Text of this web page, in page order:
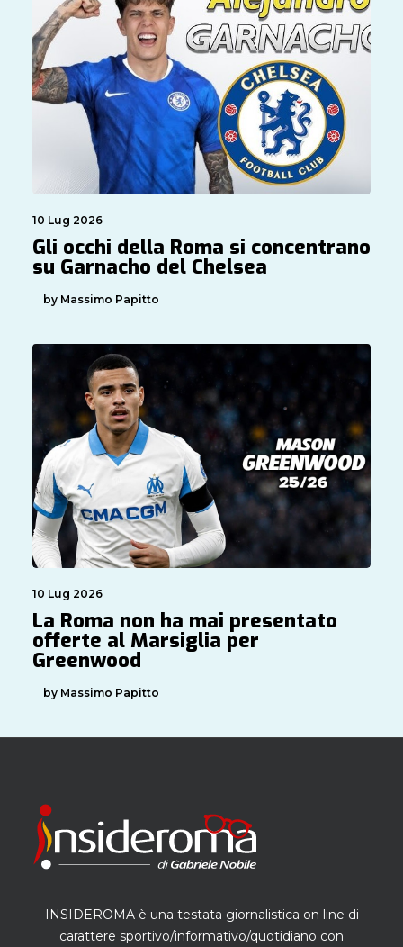
10 Lug 2026
Gli occhi della Roma si concentrano
su Garnacho del Chelsea
by Massimo Papitto
10 Lug 2026
La Roma non ha mai presentato
offerte al Marsiglia per
Greenwood
by Massimo Papitto
INSIDEROMA è una testata giornalistica on line di
carattere sportivo/informativo/quotidiano con